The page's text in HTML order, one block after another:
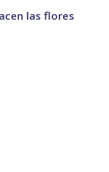
las flores